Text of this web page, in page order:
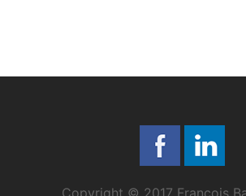
Copyright © 2017 François